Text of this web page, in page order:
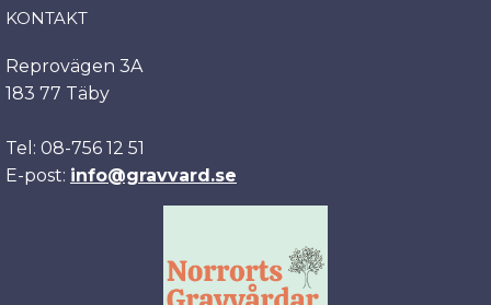
KONTAKT
Reprovägen 3A
183 77 Täby
Tel: 08-756 12 51
E-post: info@gravvard.se